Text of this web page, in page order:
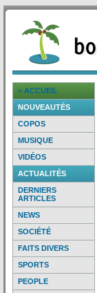
> ACCUEIL
NOUVEAUTÉS
COPOS
MUSIQUE
VIDÉOS
ACTUALITÉS
DERNIERS
ARTICLES
NEWS
SOCIÉTÉ
FAITS DIVERS
SPORTS
PEOPLE